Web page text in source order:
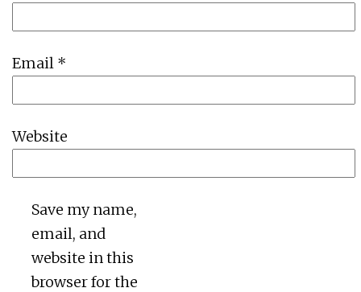
Email *
Website
Save my name,
email, and
website in this
browser for the